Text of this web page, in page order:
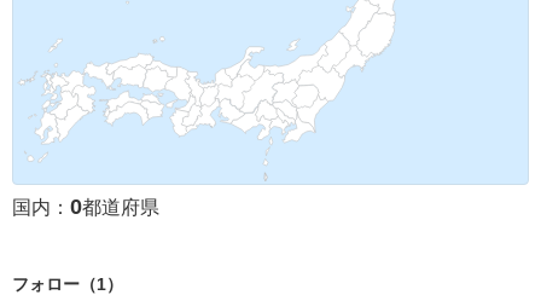
国内： 0都道府県
フォロー（1）